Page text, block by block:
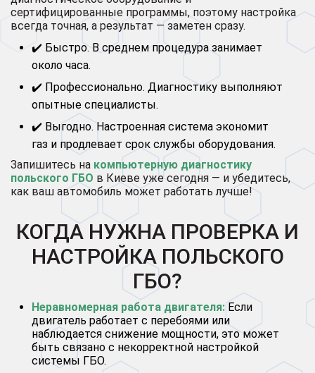
сертифицированные программы, поэтому настройка
всегда точная, а результат — заметен сразу.
✔️ Быстро. В среднем процедура занимает
около часа.
✔️ Профессионально. Диагностику выполняют
опытные специалисты.
✔️ Выгодно. Настроенная система экономит
газ и продлевает срок службы оборудования.
Запишитесь на компьютерную диагностику
польского ГБО в Киеве уже сегодня — и убедитесь,
как ваш автомобиль может работать лучше!
КОГДА НУЖНА ПРОВЕРКА И
НАСТРОЙКА ПОЛЬСКОГО
ГБО?
Неравномерная работа двигателя:Если
двигатель работает с перебоями или
наблюдается снижение мощности, это может
быть связано с некорректной настройкой
системы ГБО.